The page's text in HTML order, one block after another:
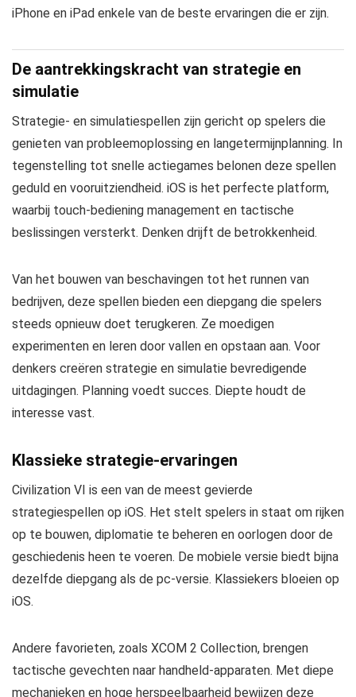
iPhone en iPad enkele van de beste ervaringen die er zijn.
De aantrekkingskracht van strategie en
simulatie
Strategie- en simulatiespellen zijn gericht op spelers die
genieten van probleemoplossing en langetermijnplanning. In
tegenstelling tot snelle actiegames belonen deze spellen
geduld en vooruitziendheid. iOS is het perfecte platform,
waarbij touch-bediening management en tactische
beslissingen versterkt. Denken drijft de betrokkenheid.
Van het bouwen van beschavingen tot het runnen van
bedrijven, deze spellen bieden een diepgang die spelers
steeds opnieuw doet terugkeren. Ze moedigen
experimenten en leren door vallen en opstaan aan. Voor
denkers creëren strategie en simulatie bevredigende
uitdagingen. Planning voedt succes. Diepte houdt de
interesse vast.
Klassieke strategie-ervaringen
Civilization VI is een van de meest gevierde
strategiespellen op iOS. Het stelt spelers in staat om rijken
op te bouwen, diplomatie te beheren en oorlogen door de
geschiedenis heen te voeren. De mobiele versie biedt bijna
dezelfde diepgang als de pc-versie. Klassiekers bloeien op
iOS.
Andere favorieten, zoals XCOM 2 Collection, brengen
tactische gevechten naar handheld-apparaten. Met diepe
mechanieken en hoge herspeelbaarheid bewijzen deze